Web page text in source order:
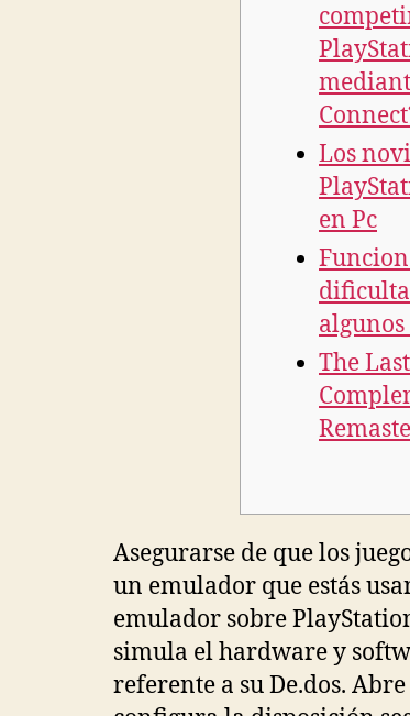
Los
en Pc
The
Asegurarse de que los
un emulador que estás
emulador sobre
simula el hardware y
referente a su De.dos.